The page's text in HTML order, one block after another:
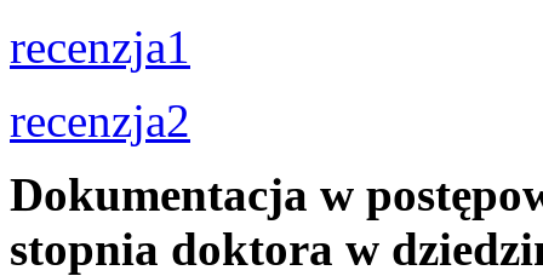
recenzja1
recenzja2
Dokumentacja w
stopnia doktora w